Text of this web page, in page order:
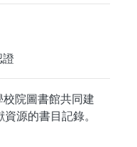
院圖書館共同建
源的書目記錄。